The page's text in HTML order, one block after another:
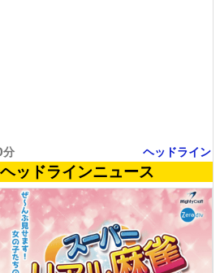
ヘッドライン
ッドラインニュース